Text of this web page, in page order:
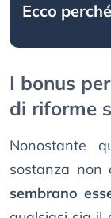
Ecco
I bonus
di riforme
Nonostante
sostanza non
sembrano